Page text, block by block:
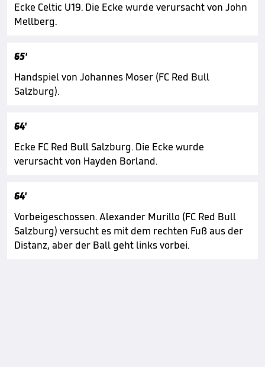
Ecke Celtic U19. Die Ecke wurde verursacht von John
Mellberg.
65'
Handspiel von Johannes Moser (FC Red Bull
Salzburg).
64'
Ecke FC Red Bull Salzburg. Die Ecke wurde
verursacht von Hayden Borland.
64'
Vorbeigeschossen. Alexander Murillo (FC Red Bull
Salzburg) versucht es mit dem rechten Fuß aus der
Distanz, aber der Ball geht links vorbei.